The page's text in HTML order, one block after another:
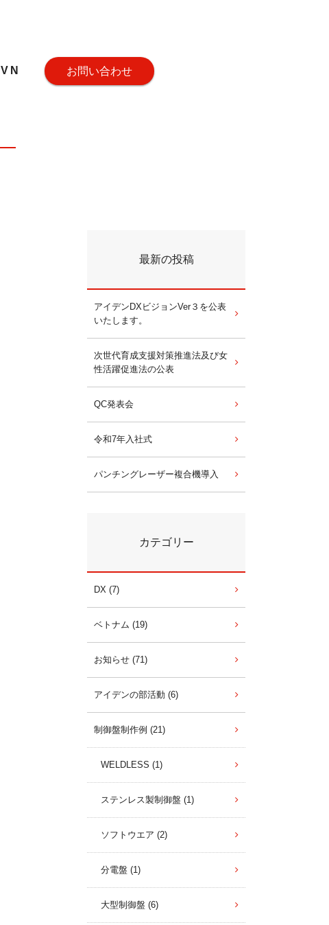
VN お問い合わせ
最新の投稿
アイデンDXビジョンVer３を公表
いたします。
次世代育成支援対策推進法及び女
性活躍促進法の公表
QC発表会
令和7年入社式
パンチングレーザー複合機導入
カテゴリー
DX (7)
ベトナム (19)
お知らせ (71)
アイデンの部活動 (6)
制御盤制作例 (21)
WELDLESS (1)
ステンレス製制御盤 (1)
ソフトウエア (2)
分電盤 (1)
大型制御盤 (6)